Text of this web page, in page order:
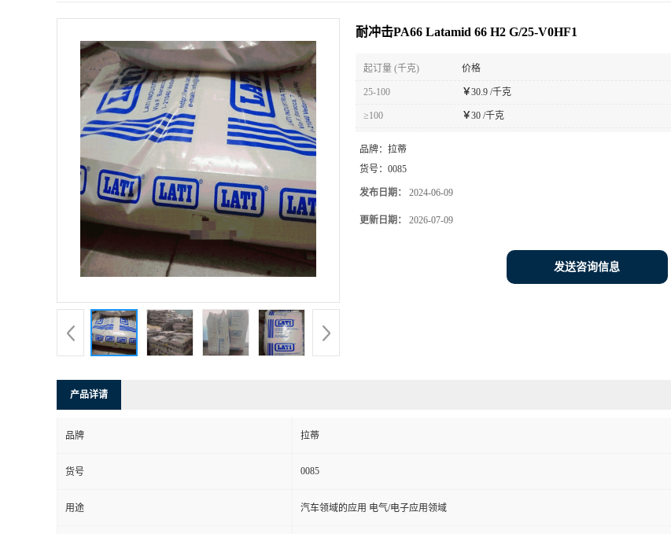
耐冲击PA66 Latamid 66 H2 G/25-V0HF1
起订量 (千克) 价格
25-100 ￥30.9 /千克
≥100 ￥30 /千克
品牌： 拉蒂
货号： 0085
发布日期： 2024-06-09
更新日期： 2026-07-09
发送咨询信息
产品详请
品牌 拉蒂
货号 0085
用途 汽车领域的应用 电气/电子应用领域